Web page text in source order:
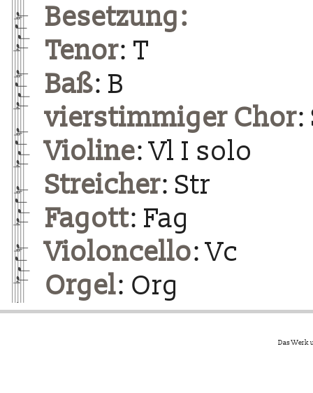
Besetzung:
Tenor: T
Baß: B
vierstimmiger Chor:
Violine: Vl I solo
Streicher: Str
Fagott: Fag
Violoncello: Vc
Orgel: Org
Das Werk